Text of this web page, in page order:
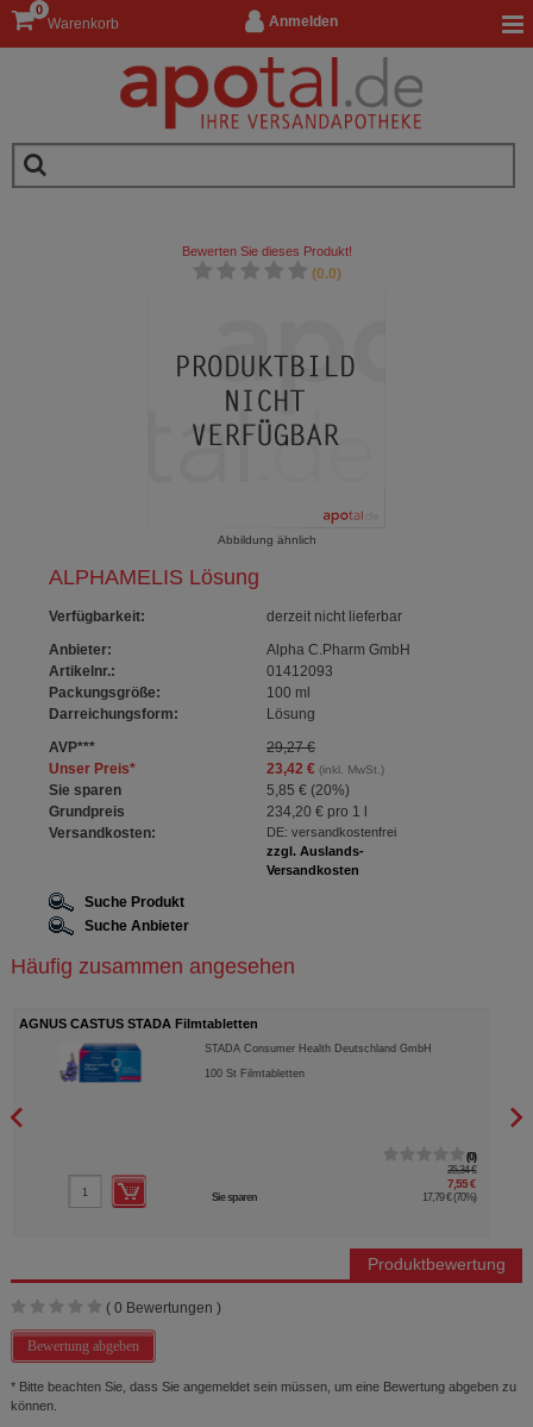
Anmelden
Warenkorb
0
ALPHAMELIS Lösung
Verfügbarkeit:
derzeit nicht lieferbar
Anbieter:
Alpha C.Pharm GmbH
Artikelnr.:
01412093
Packungsgröße:
100 ml
Darreichungsform:
Lösung
AVP***
29,27 €
Unser Preis* 23,42 €(inkl. MwSt.)
Sie sparen 5,85 € (20%)
Grundpreis
234,20 €pro 1 l
Versandkosten:
DE: versandkostenfrei
zzgl. Auslands-
Versandkosten
Bewerten Sie dieses Produkt!
(0.0)
Abbildung ähnlich
Suche Produkt
Suche Anbieter
Häufig zusammen angesehen
AGNUS CASTUS STADA Filmtabletten
STADA Consumer Health Deutschland GmbH
100St Filmtabletten
0
25,34 €
7,55 €
Sie sparen 17,79 € (70%)
Produktbewertung
( 0 Bewertungen )
Bewertung abgeben
* Bitte beachten Sie, dass Sie angemeldet sein müssen, um eine Bewertung abgeben zu
können.